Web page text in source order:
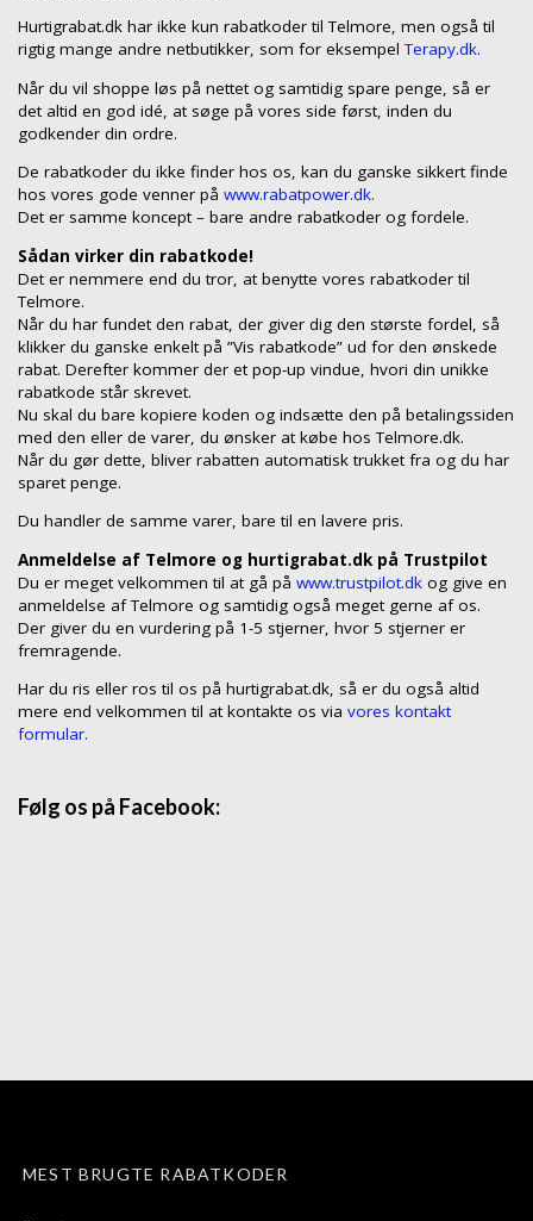
Hurtigrabat.dk har ikke kun rabatkoder til Telmore, men også til
rigtig mange andre netbutikker, som for eksempelTerapy.dk.
Når du vil shoppe løs på nettet og samtidig spare penge, så er
det altid en god idé, at søge på vores side først, inden du
godkender din ordre.
De rabatkoder du ikke finder hos os, kan du ganske sikkert finde
hos vores gode venner på www.rabatpower.dk.
Det er samme koncept – bare andre rabatkoder og fordele.
Sådan virker din rabatkode!
Det er nemmere end du tror, at benytte vores rabatkoder til
Telmore.
Når du har fundet den rabat, der giver dig den største fordel, så
klikker du ganske enkelt på ”Vis rabatkode” ud for den ønskede
rabat. Derefter kommer der et pop-up vindue, hvori din unikke
rabatkode står skrevet.
Nu skal du bare kopiere koden og indsætte den på betalingssiden
med den eller de varer, du ønsker at købe hos Telmore.dk.
Når du gør dette, bliver rabatten automatisk trukket fra og du har
sparet penge.
Du handler de samme varer, bare til en lavere pris.
Anmeldelse af Telmore og hurtigrabat.dk på Trustpilot
Du er meget velkommen til at gå på www.trustpilot.dk og give en
anmeldelse af Telmore og samtidig også meget gerne af os.
Der giver du en vurdering på 1-5 stjerner, hvor 5 stjerner er
fremragende.
Har du ris eller ros til os på hurtigrabat.dk, så er du også altid
mere end velkommen til at kontakte os via vores kontakt
formular.
Følg os på Facebook:
MEST BRUGTE RABATKODER